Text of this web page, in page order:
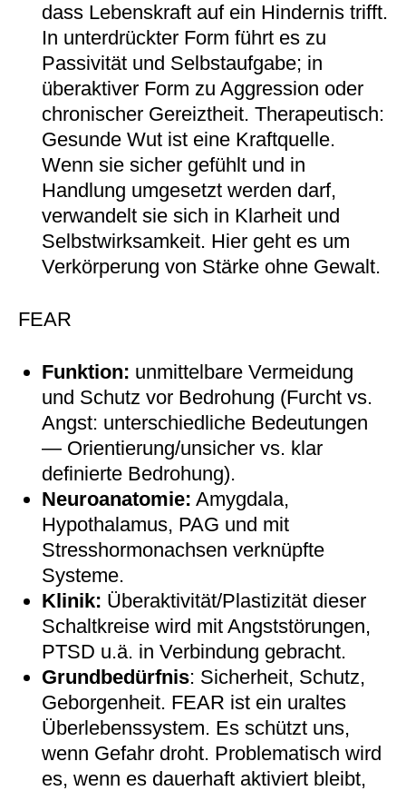
dass Lebenskraft auf ein Hindernis trifft.
In unterdrückter Form führt es zu
Passivität und Selbstaufgabe; in
überaktiver Form zu Aggression oder
chronischer Gereiztheit. Therapeutisch:
Gesunde Wut ist eine Kraftquelle.
Wenn sie sicher gefühlt und in
Handlung umgesetzt werden darf,
verwandelt sie sich in Klarheit und
Selbstwirksamkeit. Hier geht es um
Verkörperung von Stärke ohne Gewalt.
FEAR
Funktion: unmittelbare Vermeidung
und Schutz vor Bedrohung (Furcht vs.
Angst: unterschiedliche Bedeutungen
— Orientierung/unsicher vs. klar
definierte Bedrohung).
Neuroanatomie: Amygdala,
Hypothalamus, PAG und mit
Stresshormonachsen verknüpfte
Systeme.
Klinik: Überaktivität/Plastizität dieser
Schaltkreise wird mit Angststörungen,
PTSD u.ä. in Verbindung gebracht.
Grundbedürfnis: Sicherheit, Schutz,
Geborgenheit. FEAR ist ein uraltes
Überlebenssystem. Es schützt uns,
wenn Gefahr droht. Problematisch wird
es, wenn es dauerhaft aktiviert bleibt,